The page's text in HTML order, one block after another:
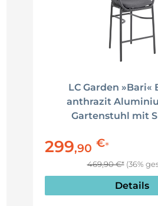
LC Garden »Bari«
anthrazit
Gartenstuhl mit
299,90 €*
469,90 €* (36%
Details